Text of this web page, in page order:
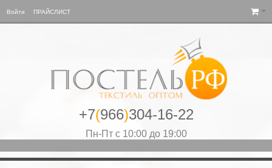
Войти ПРАЙСЛИСТ
+7(966)304-16-22
Пн-Пт с 10:00 до 19:00